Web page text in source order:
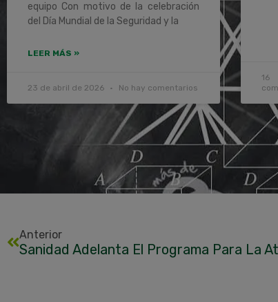
equipo Con motivo de la celebración
del Día Mundial de la Seguridad y la
LEER MÁS »
23 de abril de 2026 No hay comentarios
16
Anterior